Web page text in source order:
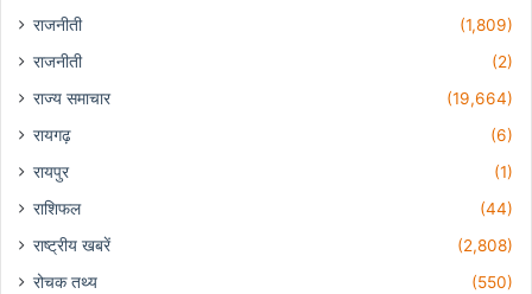
राजनीती
(1,809)
राजनीती
(2)
राज्य समाचार
(19,664)
रायगढ़
(6)
रायपुर
(1)
राशिफल
(44)
राष्ट्रीय खबरें
(2,808)
रोचक तथ्य
(550)